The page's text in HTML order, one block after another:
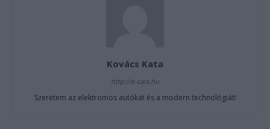
Kovács Kata
http://e-cars.hu
Szeretem az elektromos autókat és a modern technológiát!